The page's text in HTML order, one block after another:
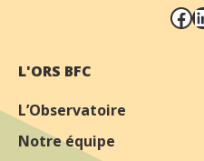
L'ORS BFC
L’Observatoire
Notre équipe